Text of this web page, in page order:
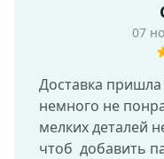
07
Доставка
немного не
мелких деталей
чтоб  добавить